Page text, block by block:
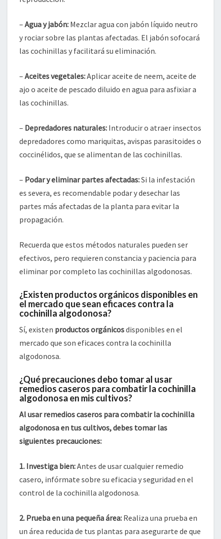
– Agua y jabón: Mezclar agua con jabón líquido neutro
y rociar sobre las plantas afectadas. El jabón sofocará
las cochinillas y facilitará su eliminación.
– Aceites vegetales:Aplicar aceite de neem, aceite de
ajo o aceite de pescado diluido en agua para asfixiar a
las cochinillas.
– Depredadores naturales: Introducir o atraer insectos
depredadores como mariquitas, avispas parasitoides o
coccinélidos, que se alimentan de las cochinillas.
– Podar y eliminar partes afectadas:Si la infestación
es severa, es recomendable podar y desechar las
partes más afectadas de la planta para evitar la
propagación.
Recuerda que estos métodos naturales pueden ser
efectivos, pero requieren constancia y paciencia para
eliminar por completo las cochinillas algodonosas.
¿Existen productos orgánicos disponibles en
el mercado que sean eficaces contra la
cochinilla algodonosa?
Sí, existen productos orgánicosdisponibles en el
mercado que son eficaces contra la cochinilla
algodonosa.
¿Qué precauciones debo tomar al usar
remedios caseros para combatir la cochinilla
algodonosa en mis cultivos?
Al usar remedios caseros para combatir la cochinilla
algodonosa en tus cultivos, debes tomar las
siguientes precauciones:
1. Investiga bien:Antes de usar cualquier remedio
casero, infórmate sobre su eficacia y seguridad en el
control de la cochinilla algodonosa.
2. Prueba en una pequeña área: Realiza una prueba en
un área reducida de tus plantas para asegurarte de que